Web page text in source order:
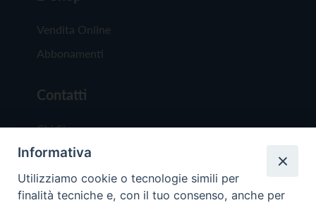
Vendita Online
Abbonamenti
Contatti
Chi Siamo
Redazione
Scrivici
Informativa
Utilizziamo cookie o tecnologie simili per
finalità tecniche e, con il tuo consenso, anche per